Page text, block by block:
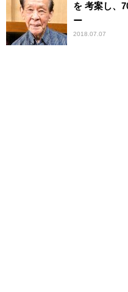
を 考案し、
ー
2018.07.07